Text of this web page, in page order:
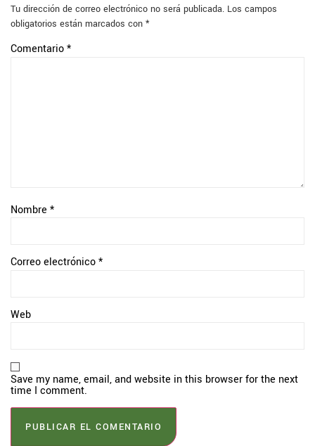
Tu dirección de correo electrónico no será publicada. Los campos
obligatorios están marcados con *
Comentario*
Nombre *
Correo electrónico*
Web
Save my name, email, and website in this browser for the next
time I comment.